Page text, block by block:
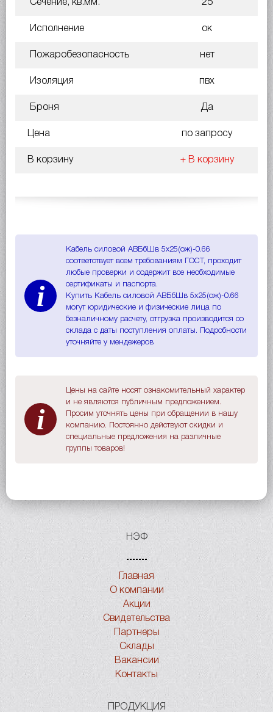
Сечение, кв.мм. 25
Исполнение ок
Пожаробезопасность нет
Изоляция пвх
Броня Да
Цена по запросу
В корзину + В корзину
i
Кабель силовой АВБбШв 5х25(ож)-0.66
соответствует всем требованиям ГОСТ, проходит
любые проверки и содержит все необходимые
сертификаты и паспорта.
Купить Кабель силовой АВБбШв 5х25(ож)-0.66
могут юридические и физические лица по
безналичному расчету, отгрузка производится со
склада с даты поступления оплаты. Подробности
уточняйте у мендежеров
i
Цены на сайте носят ознакомительный характер
и не являются публичным предложением.
Просим уточнять цены при обращении в нашу
компанию. Постоянно действуют скидки и
специальные предложения на различные
группы товаров!
НЭФ
Главная
О компании
Акции
Свидетельства
Партнеры
Склады
Вакансии
Контакты
ПРОДУКЦИЯ